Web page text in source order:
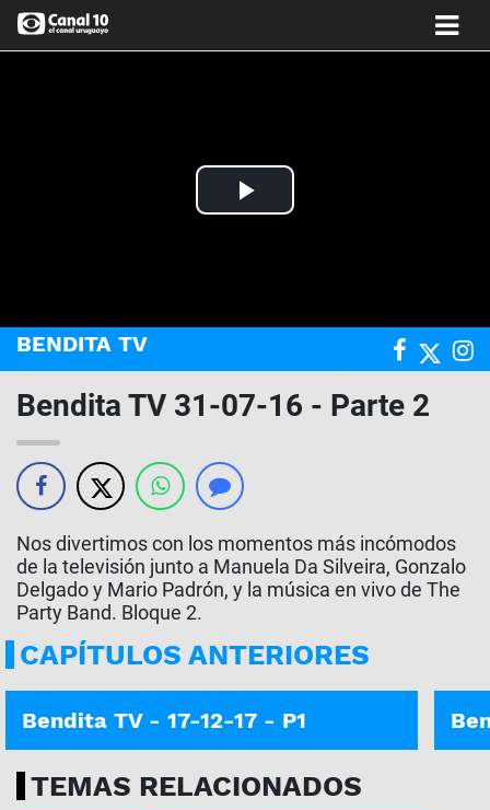
Play
BENDITA TV
Bendita TV 31-07-16 - Parte 2
Nos divertimos con los momentos más incómodos
de la televisión junto a Manuela Da Silveira, Gonzalo
Delgado y Mario Padrón, y la música en vivo de The
Party Band. Bloque 2.
CAPÍTULOS ANTERIORES
Bendita TV - 17-12-17 - P1
TEMAS RELACIONADOS